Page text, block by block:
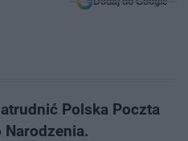
Polska Poczta